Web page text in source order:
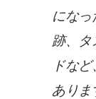
にな
跡、タ
ドな
ありま